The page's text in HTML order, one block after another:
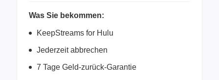
Was Sie bekommen:
KeepStreams for Hulu
Jederzeit abbrechen
7 Tage Geld-zurück-Garantie